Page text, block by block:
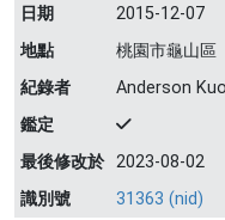
日期
2015-12-07
地點
桃園市龜山區
紀錄者
Anderson Kuo
鑑定
最後修改於 2023-08-02
識別號
31363 (nid)